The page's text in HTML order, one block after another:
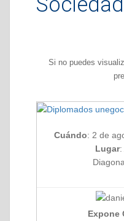
Si no puedes
Cuándo: 2 de
Lugar:
Expone